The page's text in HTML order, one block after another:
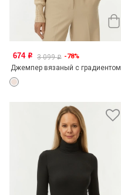
674 o 3 099o -78%
Джемпер вязаный с градиентом